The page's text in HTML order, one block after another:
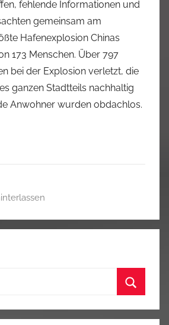
fehlende Informationen und
gemeinsam am
Hafenexplosion Chinas
173 Menschen. Über 797
bei der Explosion verletzt, die
ganzen Stadtteils nachhaltig
Anwohner wurden obdachlos.